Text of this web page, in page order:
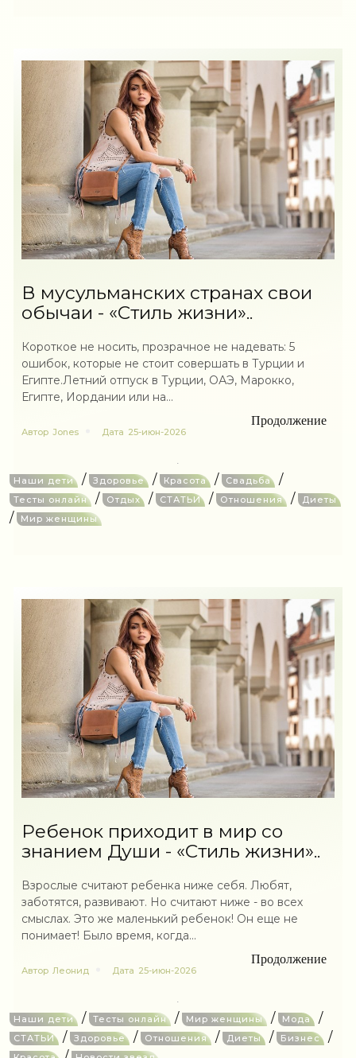
В мусульманских странах свои
обычаи - «Стиль жизни»..
Короткое не носить, прозрачное не надевать: 5
ошибок, которые не стоит совершать в Турции и
Египте.Летний отпуск в Турции, ОАЭ, Марокко,
Египте, Иордании или на...
Продолжение
Автор Jones Дата 25-июн-2026
Наши дети / Здоровье / Красота / Свадьба /
Тесты онлайн / Отдых / СТАТЬИ / Отношения / Диеты
/ Мир женщины
Ребенок приходит в мир со
знанием Души - «Стиль жизни»..
Взрослые считают ребенка ниже себя. Любят,
заботятся, развивают. Но считают ниже - во всех
смыслах. Это же маленький ребенок! Он еще не
понимает! Было время, когда...
Продолжение
Автор Леонид Дата 25-июн-2026
Наши дети / Тесты онлайн / Мир женщины / Мода /
СТАТЬИ / Здоровье / Отношения / Диеты / Бизнес /